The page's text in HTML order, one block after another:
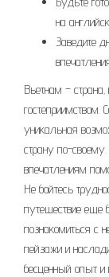
на
Заведите
Вьетнам –
гостеприимством.
уникальная
страну по-
впечатлениям
Не бойтесь
путешествие еще
познакомиться с
пейзажи и
бесценный опыт и